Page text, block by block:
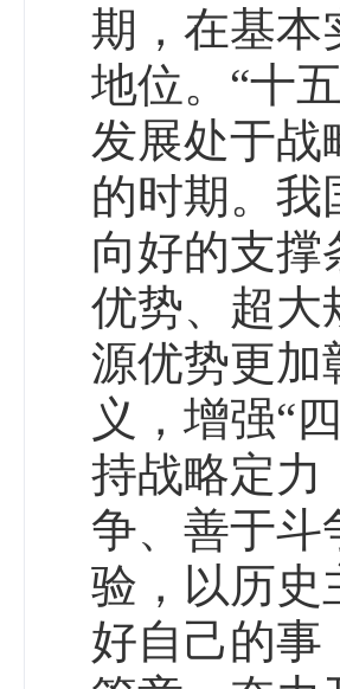
期，在基本
地位。“十
发展处于战
的时期。我
向好的支撑
优势、超大
源优势更加
义，增强“
持战略定力
争、善于斗
验，以历史
好自己的事